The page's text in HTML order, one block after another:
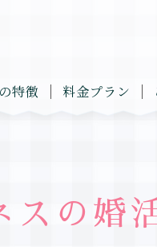
特徴 料金プラン
スの婚